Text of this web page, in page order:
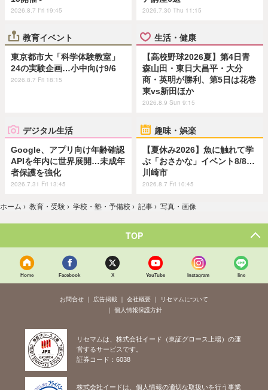
2026.8.7 Fri 19:45 2026.7.30 Thu 11:15
教育イベント
東京都市大「科学体験教室」
24の実験企画…小中向け9/6
2026.8.7 Fri 18:15
生活・健康
【高校野球2026夏】第4日青
森山田・東日大昌平・大分
商・英明が勝利、第5日は花巻
東vs新田ほか
2026.8.9 Sun 9:15
デジタル生活
Google、アプリ向け年齢確認
APIを年内に世界展開…未成年
者保護を強化
2026.7.31 Fri 13:45
趣味・娯楽
【夏休み2026】魚に触れて学
ぶ「おさかな」イベント8/8…
川崎市
2026.8.7 Fri 10:45
ホーム › 教育・受験 › 学校・塾・予備校 › 記事 › 写真・画像
TOP
Home Facebook X YouTube Instagram line
お問合せ 広告掲載 会社概要
リセマムについて
個人情報保護方針
リセマムは、株式会社イード（東証グロース上場）の運
営するサービスです。
証券コード：6038
株式会社イードは、個人情報の適切な取扱いを行う事業